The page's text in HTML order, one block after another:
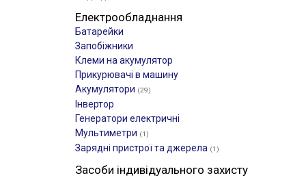
Електрообладнання
Батарейки
Запобіжники
Клеми на акумулятор
Прикурювачі в машину
Акумулятори (29)
Інвертор
Генератори електричні
Мультиметри (1)
Зарядні пристрої та джерела (1)
Засоби індивідуального захисту